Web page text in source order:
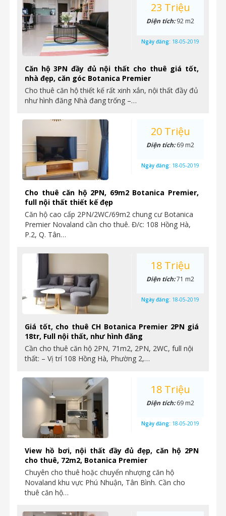
Căn hộ 3PN đầy đủ nội thất cho thuê giá tốt,
nhà đẹp, căn góc Botanica Premier
Cho thuê căn hộ thiết kế rất xinh xắn, nội thất đầy đủ
như hình đăng Nhà đang trống –…
23 Triệu
Diện tích:92 m2
Ngày đăng: 18-05-2019
Cho thuê căn hộ 2PN, 69m2 Botanica Premier,
full nội thất thiết kế đẹp
Căn hộ cao cấp 2PN/2WC/69m2 chung cư Botanica
Premier Novaland cần cho thuê. Đ/c: 108 Hồng Hà,
P.2, Q. Tân…
20 Triệu
Diện tích:69 m2
Ngày đăng: 18-05-2019
Giá tốt, cho thuê CH Botanica Premier 2PN giá
18tr, Full nội thất, như hình đăng
Cần cho thuê căn hộ 2PN, 71m2, 2PN, 2WC, full nội
thất: – Vị trí 108 Hồng Hà, Phường 2,…
18 Triệu
Diện tích:71 m2
Ngày đăng: 18-05-2019
View hồ bơi, nội thất đầy đủ đẹp, căn hộ 2PN
cho thuê, 72m2, Botanica Premier
Chuyên cho thuê hoặc chuyển nhượng căn hộ
Novaland khu vực Phú Nhuận, Tân Bình. Cần cho
thuê căn hộ…
18 Triệu
Diện tích:69 m2
Ngày đăng: 18-05-2019